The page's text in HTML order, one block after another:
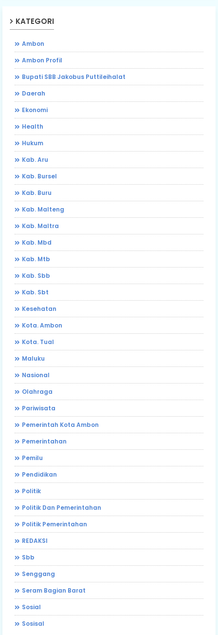
KATEGORI
Ambon
Ambon Profil
Bupati SBB Jakobus Puttileihalat
Daerah
Ekonomi
Health
Hukum
Kab. Aru
Kab. Bursel
Kab. Buru
Kab. Malteng
Kab. Maltra
Kab. Mbd
Kab. Mtb
Kab. Sbb
Kab. Sbt
Kesehatan
Kota. Ambon
Kota. Tual
Maluku
Nasional
Olahraga
Pariwisata
Pemerintah Kota Ambon
Pemerintahan
Pemilu
Pendidikan
Politik
Politik Dan Pemerintahan
Politik Pemerintahan
REDAKSI
Sbb
Senggang
Seram Bagian Barat
Sosial
Sosisal